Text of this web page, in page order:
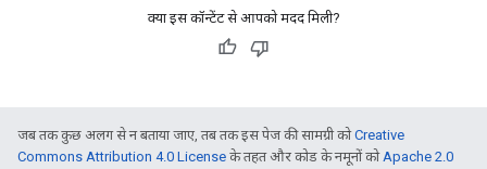
क्या इस कॉन्टेंट से आपको मदद मिली?
जब तक कुछ अलग से न बताया जाए, तब तक इस पेज की सामग्री कोCreative
Commons Attribution 4.0 License के तहत और कोड के नमूनों कोApache 2.0